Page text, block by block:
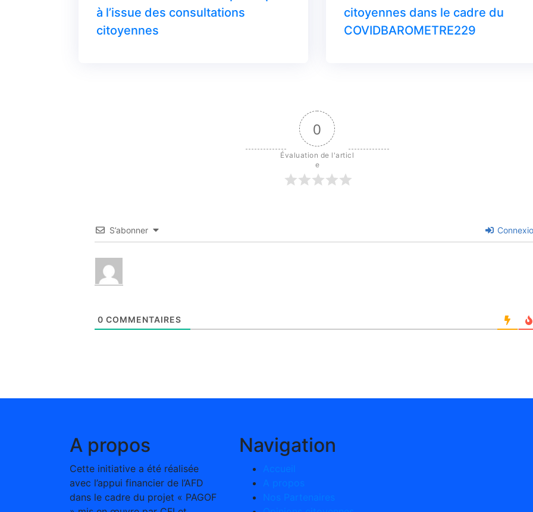
à l’issue des consultations
citoyennes
citoyennes dans le cadre du
COVIDBAROMETRE229
0
Évaluation de l'articl
e
S’abonner
0 COMMENTAIRES
A propos
Cette initiative a été réalisée
avec l’appui financier de l’AFD
dans le cadre du projet « PAGOF
Navigation
Accueil
A propos
Nos Partenaires